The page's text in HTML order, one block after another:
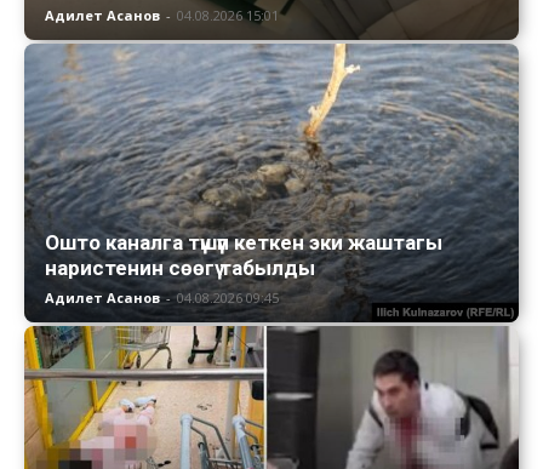
Адилет Асанов - 04.08.2026 15:01
Ошто каналга түшүп кеткен эки жаштагы
наристенин сөөгү табылды
Адилет Асанов - 04.08.2026 09:45